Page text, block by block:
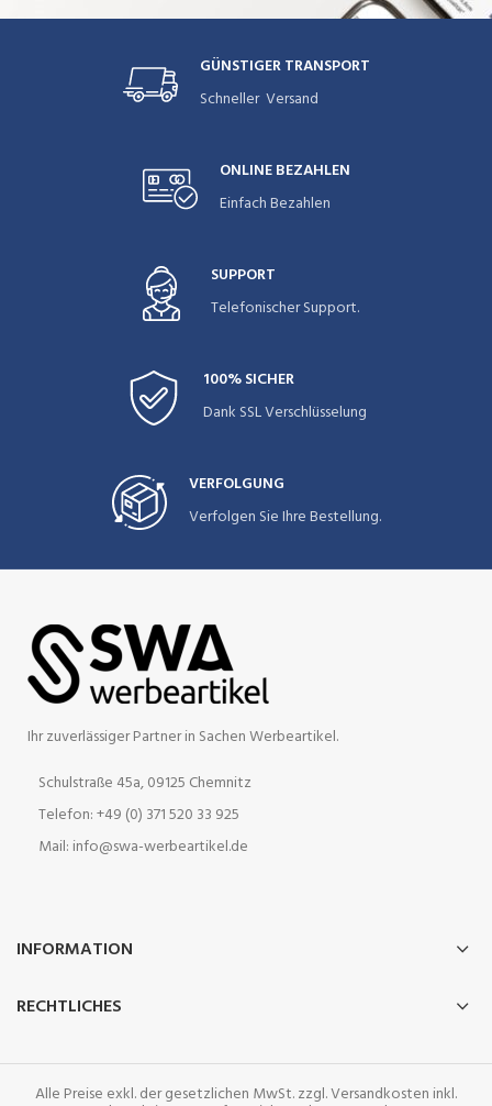
GÜNSTIGER TRANSPORT
Schneller Versand
ONLINE BEZAHLEN
Einfach Bezahlen
SUPPORT
Telefonischer Support.
100% SICHER
Dank SSL Verschlüsselung
VERFOLGUNG
Verfolgen Sie Ihre Bestellung.
Ihr zuverlässiger Partner in Sachen Werbeartikel.
Schulstraße 45a, 09125 Chemnitz
Telefon: +49 (0) 371 520 33 925
Mail: info@swa-werbeartikel.de
INFORMATION
RECHTLICHES
Alle Preise exkl. der gesetzlichen MwSt. zzgl. Versandkosten inkl.